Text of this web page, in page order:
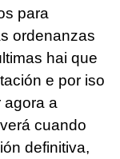
para
ordenanzas
hai que
e por iso
agora a
cuando
definitiva,